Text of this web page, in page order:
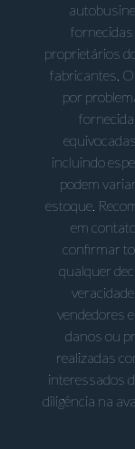
proprietários
fabricantes.
por
incluindo
podem
estoque.
em
confirmar
qualquer
vendedores
danos ou
realizadas
interessados
diligência na